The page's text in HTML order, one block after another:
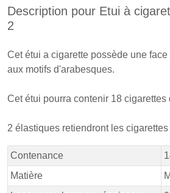
Description pour Etui à
2
Cet étui a cigarette possède une
aux motifs d'arabesques.
Cet étui pourra contenir 18 cigarettes
2 élastiques retiendront les
Contenance
Matière